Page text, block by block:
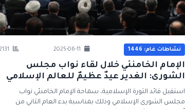
نشاطات غام: 1446
الإمام الخامنئي خلال لقاء نواب مجلس
الشورى: الغدير عيدٌ عظيمٌ للعالم الإسلامي
استقبل قائد الثورة الإسلامية، سماحة الإمام الخامنئي نواب
مجلس الشورى الإسلامي وذلك بمناسبة بدء العام الثاني من